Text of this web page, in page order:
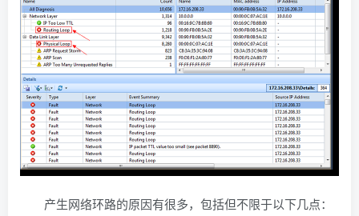
产生网络环路的原因有很多，包括但不限于以下几点：